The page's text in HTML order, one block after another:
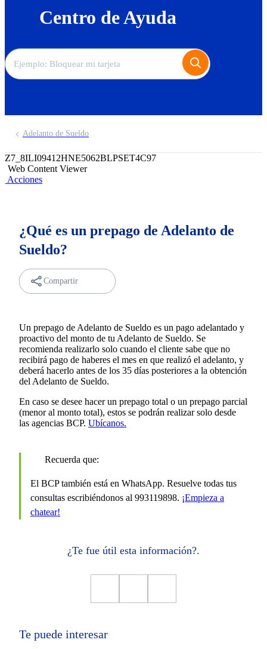
Centro de Ayuda
Adelanto de Sueldo
Z7_8ILI09412HNE5062BLPSET4C97
Web Content Viewer
Acciones
¿Qué es un prepago de Adelanto de
Sueldo?
Compartir
Un prepago de Adelanto de Sueldo es un pago adelantado y
proactivo del monto de tu Adelanto de Sueldo. Se
recomienda realizarlo solo cuando el cliente sabe que no
recibirá pago de haberes el mes en que realizó el adelanto, y
deberá hacerlo antes de los 35 días posteriores a la obtención
del Adelanto de Sueldo.
En caso se desee hacer un prepago total o un prepago parcial
(menor al monto total), estos se podrán realizar solo desde
las agencias BCP. Ubícanos.
Recuerda que:
El BCP también está en WhatsApp. Resuelve todas tus
consultas escribiéndonos al 993119898. ¡Empieza a
chatear!
¿Te fue útil esta información?.
Te puede interesar